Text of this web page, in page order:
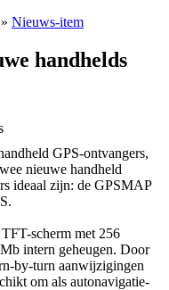
» Nieuws-item
handhelds
GPS-ontvangers,
nieuwe handheld
ideaal zijn: de GPSMAP
scherm met 256
intern geheugen. Door
by-turn aanwijzigingen
om als autonavigatie-